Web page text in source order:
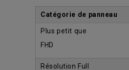
Catégorie de panneau
Plus petit que
FHD
Résolution Full